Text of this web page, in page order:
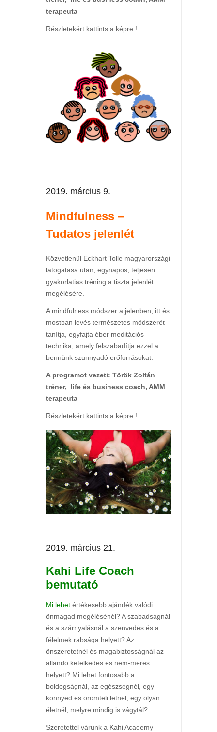
terapeuta
Részletekért kattints a képre !
2019. március 9.
Mindfulness –
Tudatos jelenlét
Közvetlenül Eckhart Tolle magyarországi
látogatása után, egynapos, teljesen
gyakorlatias tréning a tiszta jelenlét
megélésére.
A mindfulness módszer a jelenben, itt és
mostban levés természetes módszerét
tanítja, egyfajta éber meditációs
technika, amely felszabadítja ezzel a
bennünk szunnyadó erőforrásokat.
A programot vezeti: Török Zoltán
tréner, life és business coach, AMM
terapeuta
Részletekért kattints a képre !
2019. március 21.
Kahi Life Coach
bemutató
Mi lehetértékesebb ajándék valódi
önmagad megélésénél? A szabadságnál
és a szárnyalásnál a szenvedés és a
félelmek rabsága helyett? Az
önszeretetnél és magabiztosságnál az
állandó kételkedés és nem-merés
helyett? Mi lehet fontosabb a
boldogságnál, az egészségnél, egy
könnyed és örömteli létnél, egy olyan
életnél, melyre mindig is vágytál?
Szeretettel várunk a Kahi Academy